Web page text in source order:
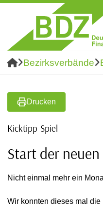
Bezirksverbände
Drucken
Kicktipp-Spiel
Start der
Nicht einmal mehr ein
Wir konnten dieses mal